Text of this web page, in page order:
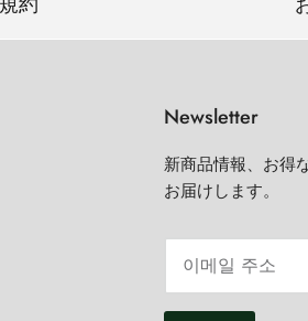
Newsletter
新商品情報、お得
お届けします。